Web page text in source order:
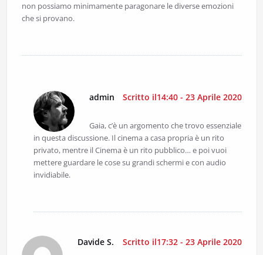
non possiamo minimamente paragonare le diverse emozioni
che si provano.
admin Scritto il14:40 - 23 Aprile 2020
Gaia, c’è un argomento che trovo essenziale
in questa discussione. Il cinema a casa propria è un rito
privato, mentre il Cinema è un rito pubblico… e poi vuoi
mettere guardare le cose su grandi schermi e con audio
invidiabile.
Davide S. Scritto il17:32 - 23 Aprile 2020